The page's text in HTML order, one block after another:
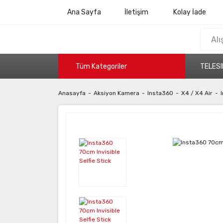
Ana Sayfa İletişim Kolay İade
Tüm Kategoriler
Anasayfa Aksiyon Kamera Insta360 X4 / X4 Air